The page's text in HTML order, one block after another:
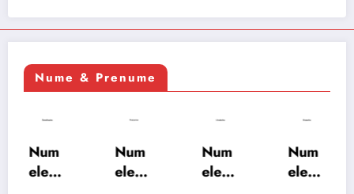
Nume & Prenume
Num
ele
Num
ele
Num
ele
Num
ele